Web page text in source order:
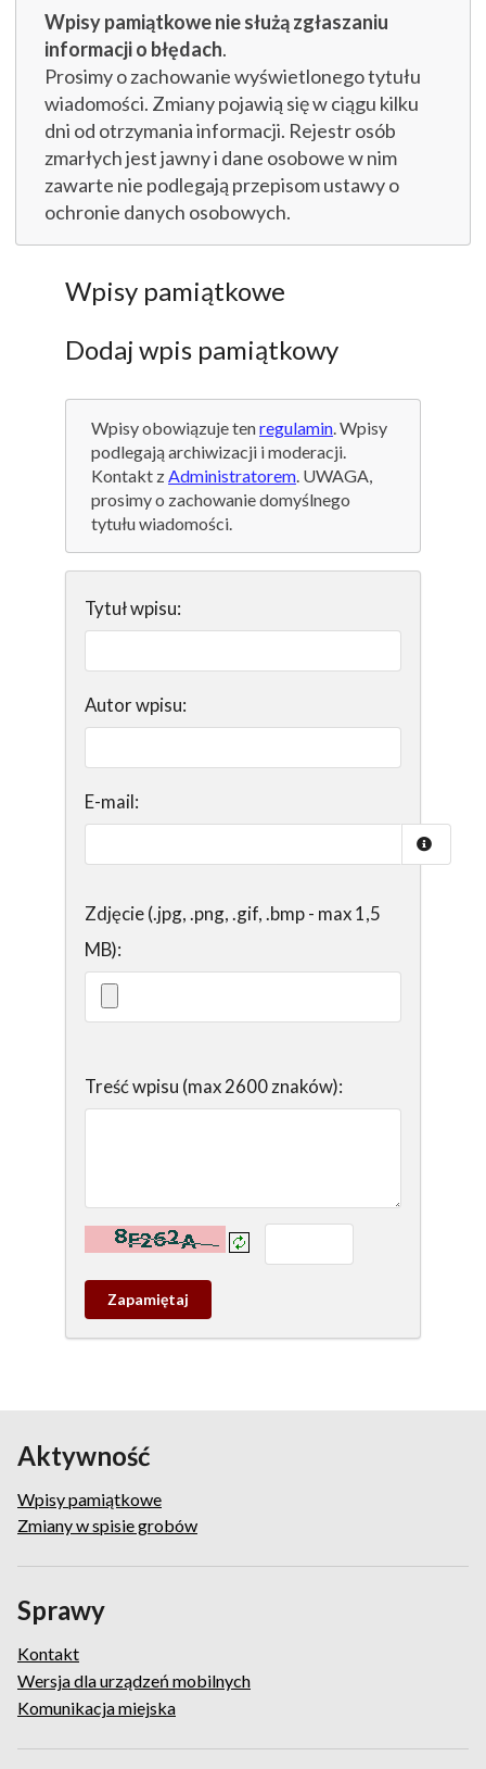
Wpisy pamiątkowe nie służą zgłaszaniu
informacji o błędach.
Prosimy o zachowanie wyświetlonego tytułu
wiadomości. Zmiany pojawią się w ciągu kilku
dni od otrzymania informacji. Rejestr osób
zmarłych jest jawny i dane osobowe w nim
zawarte nie podlegają przepisom ustawy o
ochronie danych osobowych.
Wpisy pamiątkowe
Dodaj wpis pamiątkowy
Wpisy obowiązuje tenregulamin. Wpisy
podlegają archiwizacji i moderacji.
Kontakt zAdministratorem. UWAGA,
prosimy o zachowanie domyślnego
tytułu wiadomości.
Tytuł wpisu:
Autor wpisu:
E-mail:
Zdjęcie (.jpg, .png, .gif, .bmp - max 1,5
MB):
Treść wpisu (max 2600 znaków):
Kontrola - wprowadź tekst z obrazka:
Zapamietaj
wpis
Aktywność
Wpisy pamiątkowe
Zmiany w spisie grobów
Sprawy
Kontakt
Wersja dla urządzeń mobilnych
Komunikacja miejska